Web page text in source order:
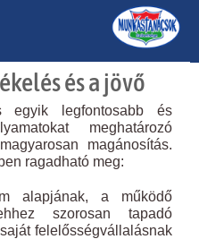
és a jövő
egyik legfontosabb és
meghatározó
magánosítás.
ragadható meg:
alapjának, a működő
szorosan tapadó
felelősségvállalásnak